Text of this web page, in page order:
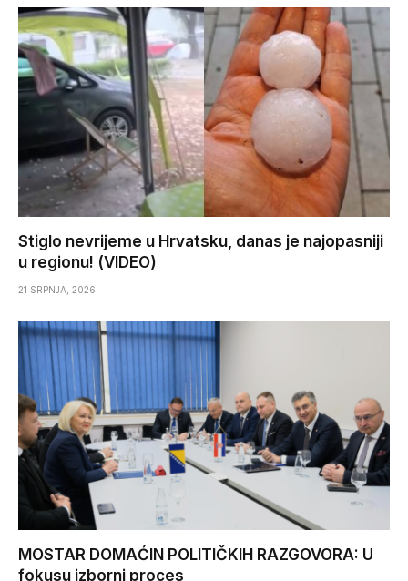
Stiglo nevrijeme u Hrvatsku, danas je najopasniji
u regionu! (VIDEO)
21 SRPNJA, 2026
MOSTAR DOMAĆIN POLITIČKIH RAZGOVORA: U
fokusu izborni proces